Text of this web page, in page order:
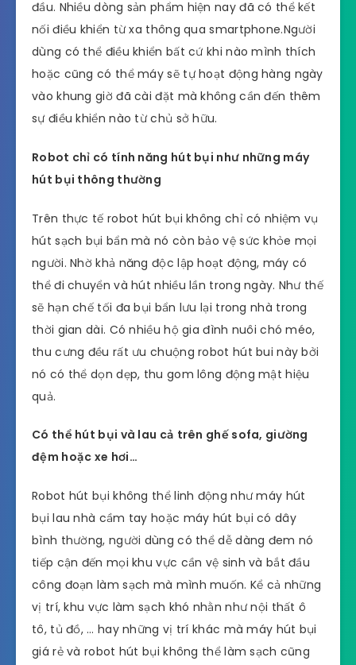
đầu. Nhiều dòng sản phẩm hiện nay đã có thể kết
nối điều khiển từ xa thông qua smartphone.Người
dùng có thể điều khiển bất cứ khi nào mình thích
hoặc cũng có thể máy sẽ tự hoạt động hàng ngày
vào khung giờ đã cài đặt mà không cần đến thêm
sự điều khiển nào từ chủ sở hữu.
Robot chỉ có tính năng hút bụi như những máy
hút bụi thông thường
Trên thực tế robot hút bụi không chỉ có nhiệm vụ
hút sạch bụi bẩn mà nó còn bảo vệ sức khỏe mọi
người. Nhờ khả năng độc lập hoạt động, máy có
thể đi chuyển và hút nhiều lần trong ngày. Như thế
sẽ hạn chế tối đa bụi bẩn lưu lại trong nhà trong
thời gian dài. Có nhiều hộ gia đình nuôi chó méo,
thu cưng đều rất ưu chuộng robot hút bui này bởi
nó có thể dọn dẹp, thu gom lông động mật hiệu
quả.
Có thể hút bụi và lau cả trên ghế sofa, giường
đệm hoặc xe hơi…
Robot hút bụi không thể linh động như máy hút
bụi lau nhà cầm tay hoặc máy hút bụi có dây
bình thường, người dùng có thể dễ dàng đem nó
tiếp cận đến mọi khu vực cần vệ sinh và bắt đầu
công đoạn làm sạch mà mình muốn. Kể cả những
vị trí, khu vực làm sạch khó nhằn như nội thất ô
tô, tủ đồ, … hay những vị trí khác mà máy hút bụi
giá rẻ và robot hút bụi không thể làm sạch cũng